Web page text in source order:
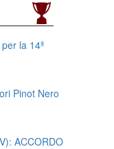
la 14ª
Pinot Nero
ACCORDO